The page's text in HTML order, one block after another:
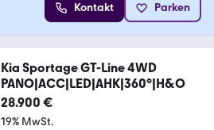
Kontakt Parken
Kia Sportage GT-Line 4WD
PANO|ACC|LED|AHK|360°|H&O
28.900 €
19% MwSt.